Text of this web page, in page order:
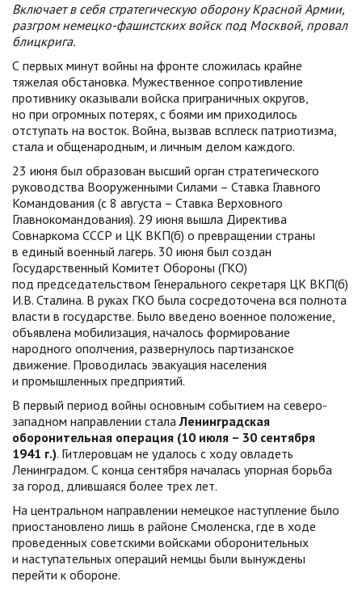
Включает в себя стратегическую оборону Красной Армии,
разгром немецко-фашистских войск под Москвой, провал
блицкрига.
С первых минут войны на фронте сложилась крайне
тяжелая обстановка. Мужественное сопротивление
противнику оказывали войска приграничных округов,
но при огромных потерях, с боями им приходилось
отступать на восток. Война, вызвав всплеск патриотизма,
стала и общенародным, и личным делом каждого.
23 июня был образован высший орган стратегического
руководства Вооруженными Силами – Ставка Главного
Командования (с 8 августа – Ставка Верховного
Главнокомандования). 29 июня вышла Директива
Совнаркома СССР и ЦК ВКП(б) о превращении страны
в единый военный лагерь. 30 июня был создан
Государственный Комитет Обороны (ГКО)
под председательством Генерального секретаря ЦК ВКП(б)
И.В. Сталина. В руках ГКО была сосредоточена вся полнота
власти в государстве. Было введено военное положение,
объявлена мобилизация, началось формирование
народного ополчения, развернулось партизанское
движение. Проводилась эвакуация населения
и промышленных предприятий.
В первый период войны основным событием на северо-
западном направлении сталаЛенинградская
оборонительная операция (10 июля – 30 сентября
1941 г.). Гитлеровцам не удалось с ходу овладеть
Ленинградом. С конца сентября началась упорная борьба
за город, длившаяся более трех лет.
На центральном направлении немецкое наступление было
приостановлено лишь в районе Смоленска, где в ходе
проведенных советскими войсками оборонительных
и наступательных операций немцы были вынуждены
перейти к обороне.